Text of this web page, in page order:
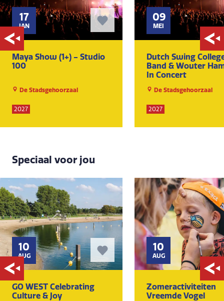
17
JAN
Maya Show (1+) - Studio
100
De Stadsgehoorzaal
2027
09
MEI
Dutch Swing
Band & Wouter
In Concert
De Stadsgehoorzaal
2027
Speciaal voor jou
10
AUG
GO WEST Celebrating
Culture & Joy
10
AUG
Zomeractiviteiten
Vreemde Vogel